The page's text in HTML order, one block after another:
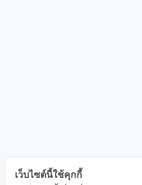
เว็บไซต์นี้ใช้คุกกี้